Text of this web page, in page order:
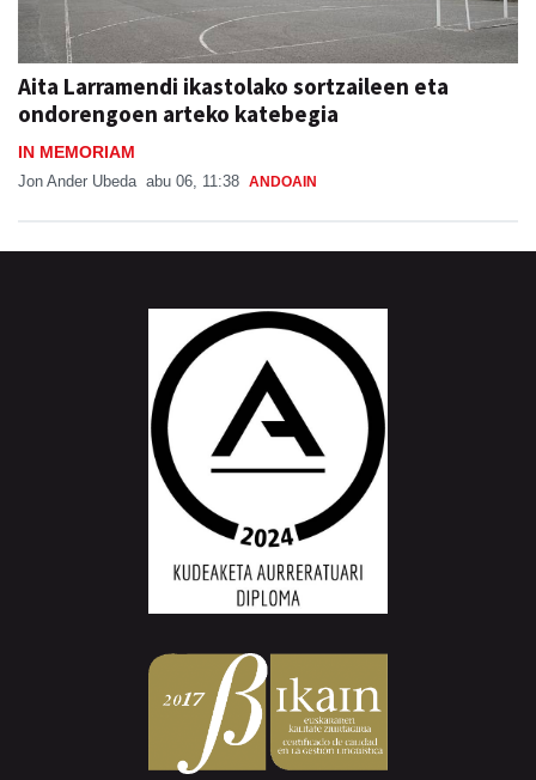
Aita Larramendi ikastolako sortzaileen eta
ondorengoen arteko katebegia
IN MEMORIAM
Jon Ander Ubeda abu 06, 11:38 ANDOAIN